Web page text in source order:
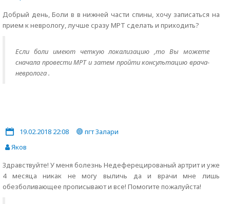
Добрый день, Боли в в нижней части спины, хочу записаться на
прием к неврологу, лучше сразу МРТ сделать и приходить?
Если боли имеют четкую локализацию ,то Вы можете
сначала провести МРТ и затем пройти консультацию врача-
невролога .
19.02.2018 22:08
пгт Залари
Яков
Здравствуйте! У меня болезнь Недеферецированый артрит и уже
4 месяца никак не могу выличь да и врачи мне лишь
обезболивающее прописывают и все! Помогите пожалуйста!